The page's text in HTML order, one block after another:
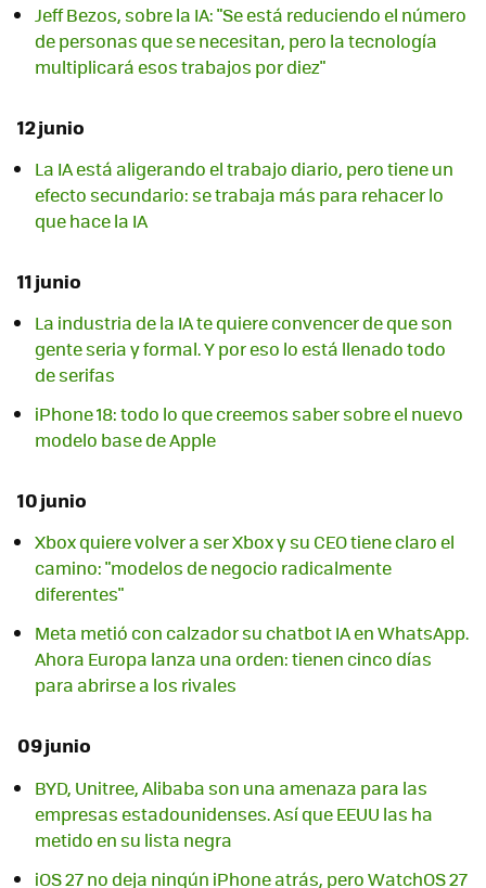
Jeff Bezos, sobre la IA: "Se está reduciendo el número
de personas que se necesitan, pero la tecnología
multiplicará esos trabajos por diez"
12 junio
La IA está aligerando el trabajo diario, pero tiene un
efecto secundario: se trabaja más para rehacer lo
que hace la IA
11 junio
La industria de la IA te quiere convencer de que son
gente seria y formal. Y por eso lo está llenado todo
de serifas
iPhone 18: todo lo que creemos saber sobre el nuevo
modelo base de Apple
10 junio
Xbox quiere volver a ser Xbox y su CEO tiene claro el
camino: "modelos de negocio radicalmente
diferentes"
Meta metió con calzador su chatbot IA en WhatsApp.
Ahora Europa lanza una orden: tienen cinco días
para abrirse a los rivales
09 junio
BYD, Unitree, Alibaba son una amenaza para las
empresas estadounidenses. Así que EEUU las ha
metido en su lista negra
iOS 27 no deja ningún iPhone atrás, pero WatchOS 27